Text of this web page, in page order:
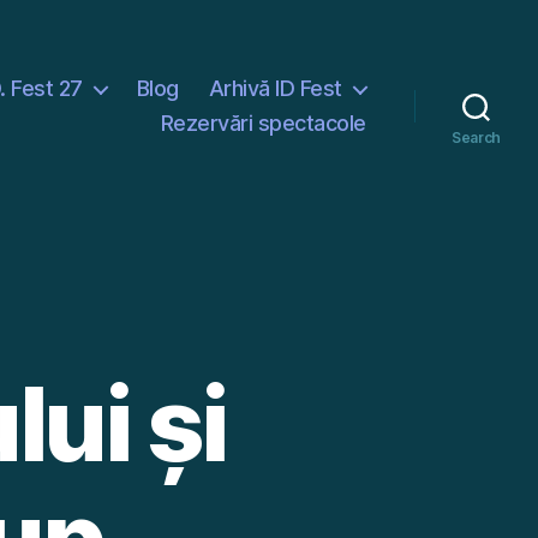
Fest 27 Blog
Arhivă ID Fest
Rezervări spectacole
Search
și